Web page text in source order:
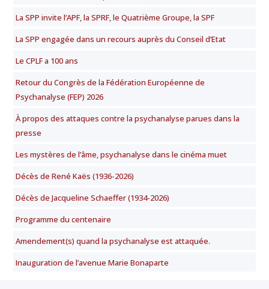
La SPP invite l’APF, la SPRF, le Quatrième Groupe, la SPF
La SPP engagée dans un recours auprès du Conseil d’Etat
Le CPLF a 100 ans
Retour du Congrès de la Fédération Européenne de
Psychanalyse (FEP) 2026
À propos des attaques contre la psychanalyse parues dans la
presse
Les mystères de l’âme, psychanalyse dans le cinéma muet
Décès de René Kaës (1936-2026)
Décès de Jacqueline Schaeffer (1934-2026)
Programme du centenaire
Amendement(s) quand la psychanalyse est attaquée.
Inauguration de l’avenue Marie Bonaparte